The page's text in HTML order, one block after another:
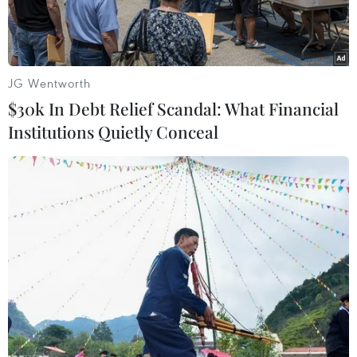
Người dân được khuyến cáo di chuyển lên vùng đất cao hơn
sau khi một vụ phun trào núi lửa lớn có khả năng gây ra sóng
thần. (Nguồn: DW)
Chuyên gia về núi lửa Wendy Stovall thuộc Cơ
quan Khảo sát Địa chất Mỹ (USGS) cảnh báo sẽ
có thể có thêm nhiều vụ nổ núi lửa hoặc sóng
thần tại Bờ Tây nước Mỹ sau vụ phun trào núi
JG Wentworth
$30k In Debt Relief Scandal: What Financial
Institutions Quietly Conceal